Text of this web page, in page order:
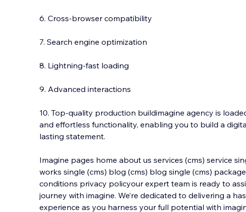
6. Cross-browser compatibility
7. Search engine optimization
8. Lightning-fast loading
9. Advanced interactions
10. Top-quality production buildimagine agency is
and effortless functionality, enabling you to build a
lasting statement.
Imagine pages home about us services (cms) service
works single (cms) blog (cms) blog single (cms)
conditions privacy policyour expert team is ready to
journey with imagine. We’re dedicated to delivering a
experience as you harness your full potential with